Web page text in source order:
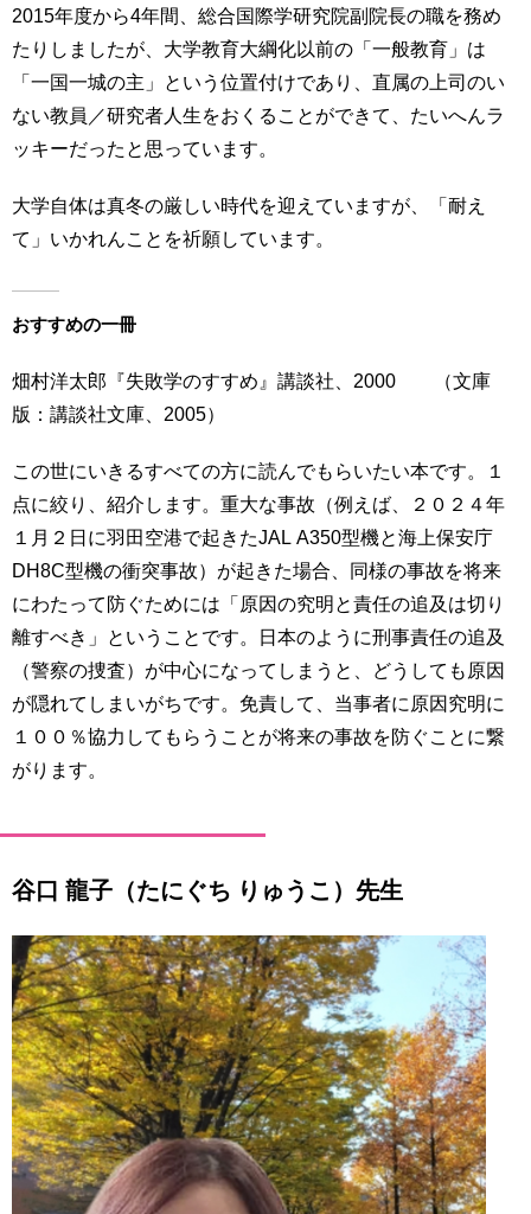
2015年度から4年間、総合国際学研究院副院長の職を務め
たりしましたが、大学教育大綱化以前の「一般教育」は
「一国一城の主」という位置付けであり、直属の上司のい
ない教員／研究者人生をおくることができて、たいへんラ
ッキーだったと思っています。
大学自体は真冬の厳しい時代を迎えていますが、「耐え
て」いかれんことを祈願しています。
おすすめの一冊
畑村洋太郎『失敗学のすすめ』講談社、2000 （文庫
版：講談社文庫、2005）
この世にいきるすべての方に読んでもらいたい本です。１
点に絞り、紹介します。重大な事故（例えば、２０２４年
１月２日に羽田空港で起きたJAL A350型機と海上保安庁
DH8C型機の衝突事故）が起きた場合、同様の事故を将来
にわたって防ぐためには「原因の究明と責任の追及は切り
離すべき」ということです。日本のように刑事責任の追及
（警察の捜査）が中心になってしまうと、どうしても原因
が隠れてしまいがちです。免責して、当事者に原因究明に
１００％協力してもらうことが将来の事故を防ぐことに繋
がります。
谷口 龍子（たにぐち りゅうこ）先生